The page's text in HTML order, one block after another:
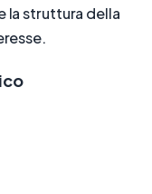
la struttura della